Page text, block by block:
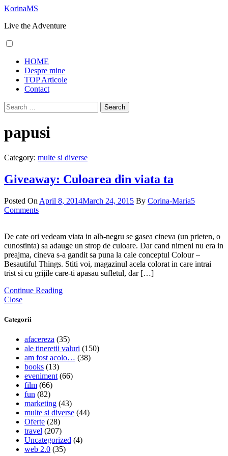
Skip
content
KorinaMS
Live the Adventure
Menu
HOME
Despre mine
TOP Articole
Contact
Search
for:
papusi
Category: multe si diverse
Giveaway: Culoarea din viata ta
Posted On April 8, 2014March 24, 2015 By Corina-Maria5
Comments
De cate ori vedeam viata in alb-negru se gasea cineva (un prieten, o
cunostinta) sa adauge un strop de culoare. Dar cand nimeni nu era in
preajma, cineva s-a gandit sa puna la cale conceptul Colour –
Besautiful Things. Stiti voi, magazinul acela colorat in care intrai
trist si cu grijile care-ti apasau sufletul, dar […]
Continue Reading
Close
Categorii
afacereza (35)
ale tineretii valuri (150)
am fost acolo… (38)
books (13)
eveniment (66)
film (66)
fun (82)
marketing (43)
multe si diverse (44)
Oferte (28)
travel (207)
Uncategorized (4)
web 2.0 (35)